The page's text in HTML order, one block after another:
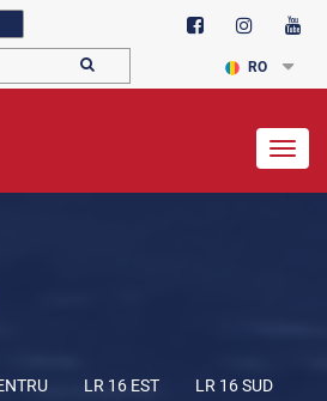
RO
LR 16 EST LR 16 SUD